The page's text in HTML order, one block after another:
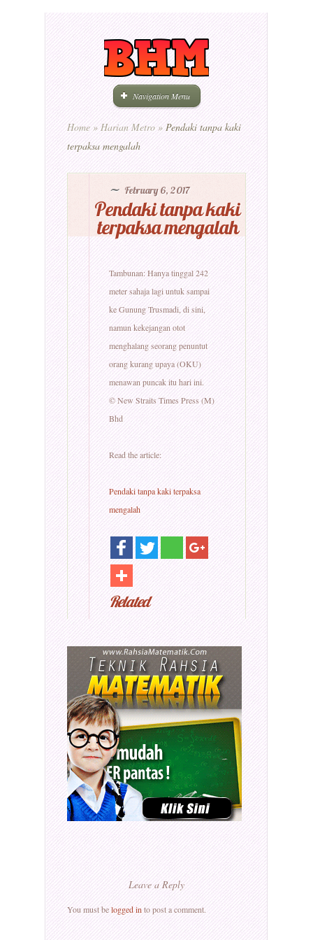
Navigation Menu
Home » Harian Metro » Pendaki tanpa kaki
terpaksa mengalah
February 6, 2017
Pendaki tanpa kaki
terpaksa mengalah
Tambunan: Hanya tinggal 242
meter sahaja lagi untuk sampai
ke Gunung Trusmadi, di sini,
namun kekejangan otot
menghalang seorang penuntut
orang kurang upaya (OKU)
menawan puncak itu hari ini.
© New Straits Times Press (M)
Bhd
Read the article:
Pendaki tanpa kaki terpaksa
mengalah
Related
Leave a Reply
You must belogged in to post a comment.